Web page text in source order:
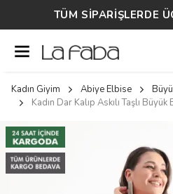
TÜM SİPARİŞLERDE
Kadın Giyim Abiye Elbise
Kadın Dar Kalıp Askılı Taşlı